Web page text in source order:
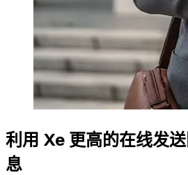
利用 Xe 更高的在线发
息